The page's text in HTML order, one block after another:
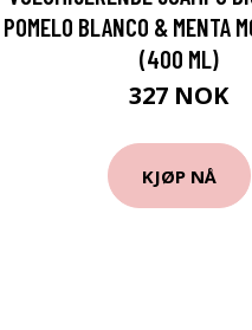
POMELO BLANCO & MENTA
(400 ML)
327 NOK
KJØP NÅ